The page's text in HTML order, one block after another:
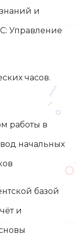
и
Управление
часов.
работы в
начальных
базой
и